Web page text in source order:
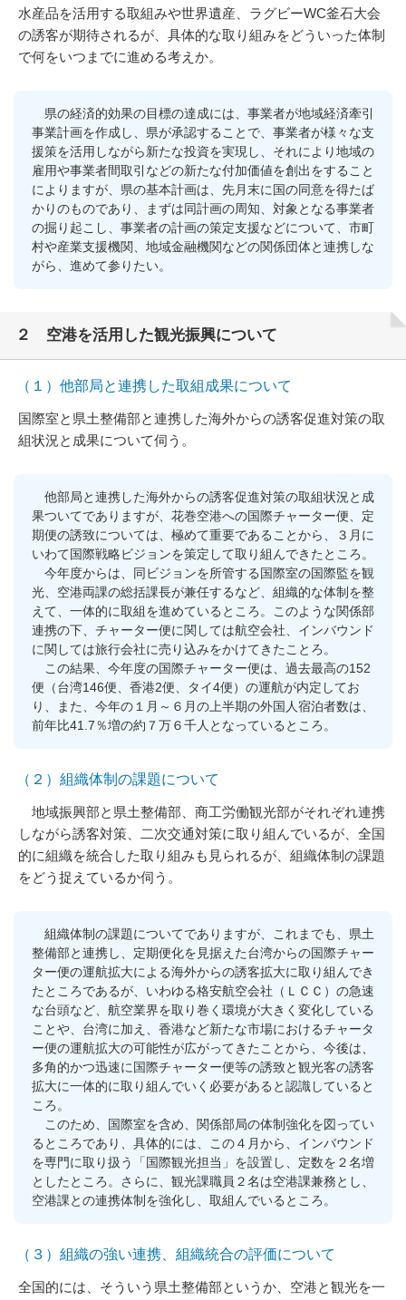
水産品を活用する取組みや世界遺産、ラグビーWC釜石大会
の誘客が期待されるが、具体的な取り組みをどういった体制
で何をいつまでに進める考えか。
県の経済的効果の目標の達成には、事業者が地域経済牽引
事業計画を作成し、県が承認することで、事業者が様々な支
援策を活用しながら新たな投資を実現し、それにより地域の
雇用や事業者間取引などの新たな付加価値を創出をすること
によりますが、県の基本計画は、先月末に国の同意を得たば
かりのものであり、まずは同計画の周知、対象となる事業者
の掘り起こし、事業者の計画の策定支援などについて、市町
村や産業支援機関、地域金融機関などの関係団体と連携しな
がら、進めて参りたい。
２ 空港を活用した観光振興について
（１）他部局と連携した取組成果について
国際室と県土整備部と連携した海外からの誘客促進対策の取
組状況と成果について伺う。
他部局と連携した海外からの誘客促進対策の取組状況と成
果ついてでありますが、花巻空港への国際チャーター便、定
期便の誘致については、極めて重要であることから、３月に
いわて国際戦略ビジョンを策定して取り組んできたところ。
今年度からは、同ビジョンを所管する国際室の国際監を観
光、空港両課の総括課長が兼任するなど、組織的な体制を整
えて、一体的に取組を進めているところ。このような関係部
連携の下、チャーター便に関しては航空会社、インバウンド
に関しては旅行会社に売り込みをかけてきたことろ。
この結果、今年度の国際チャーター便は、過去最高の152
便（台湾146便、香港2便、タイ4便）の運航が内定してお
り、また、今年の１月～６月の上半期の外国人宿泊者数は、
前年比41.7％増の約７万６千人となっているところ。
（２）組織体制の課題について
地域振興部と県土整備部、商工労働観光部がそれぞれ連携
しながら誘客対策、二次交通対策に取り組んでいるが、全国
的に組織を統合した取り組みも見られるが、組織体制の課題
をどう捉えているか伺う。
組織体制の課題についてでありますが、これまでも、県土
整備部と連携し、定期便化を見据えた台湾からの国際チャー
ター便の運航拡大による海外からの誘客拡大に取り組んでき
たところであるが、いわゆる格安航空会社（ＬＣＣ）の急速
な台頭など、航空業界を取り巻く環境が大きく変化している
ことや、台湾に加え、香港など新たな市場におけるチャータ
ー便の運航拡大の可能性が広がってきたことから、今後は、
多角的かつ迅速に国際チャーター便等の誘致と観光客の誘客
拡大に一体的に取り組んでいく必要があると認識していると
ころ。
このため、国際室を含め、関係部局の体制強化を図ってい
るところであり、具体的には、この４月から、インバウンド
を専門に取り扱う「国際観光担当」を設置し、定数を２名増
としたところ。さらに、観光課職員２名は空港課兼務とし、
空港課との連携体制を強化し、取組んでいるところ。
（３）組織の強い連携、組織統合の評価について
全国的には、そういう県土整備部というか、空港と観光を一